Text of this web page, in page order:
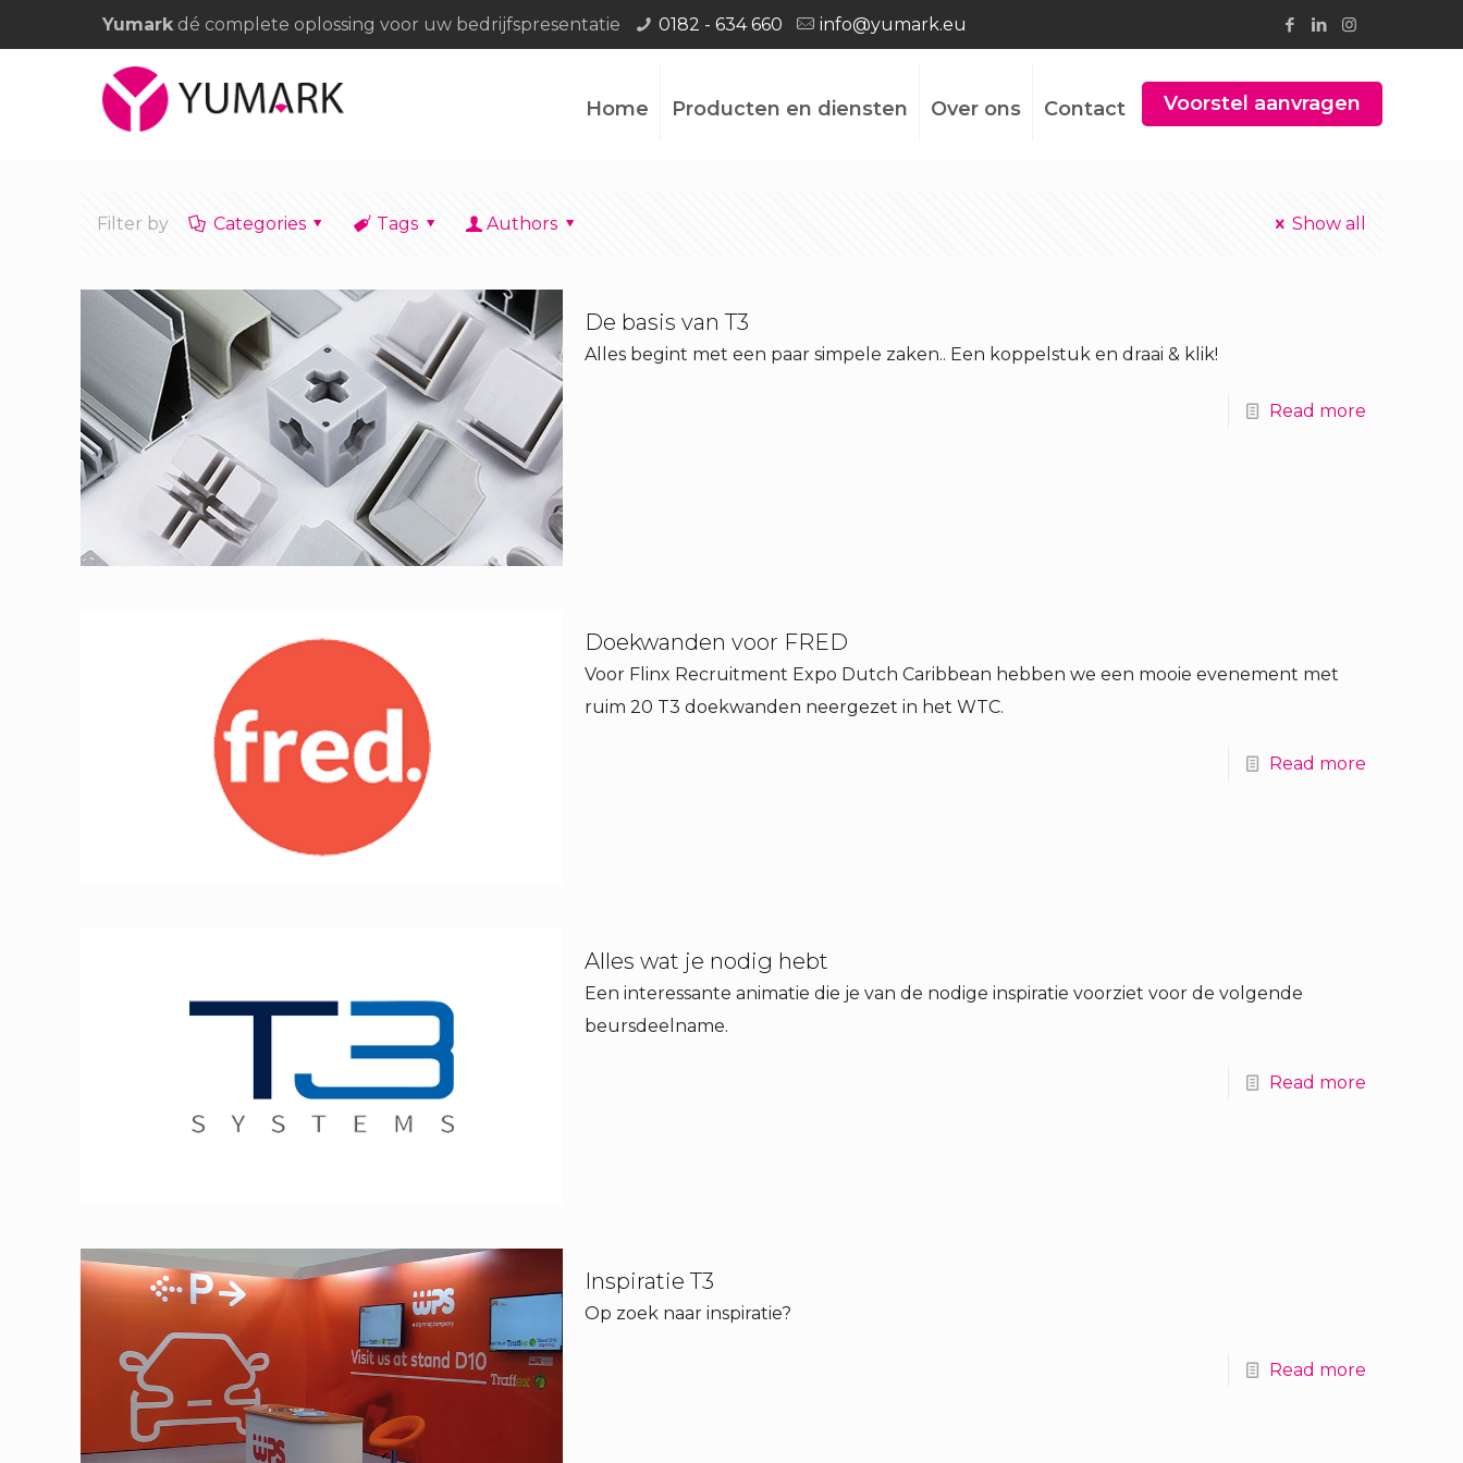
Yumark dé complete oplossing voor uw bedrijfspresentatie 0182 - 634 660 info@yumark.eu
Home Producten en diensten Over ons Contact Voorstel aanvragen
Filter by Categories Tags Authors Show all
De basis van T3
Alles begint met een paar simpele zaken.. Een koppelstuk en draai & klik!
Read more
Doekwanden voor FRED
Voor Flinx Recruitment Expo Dutch Caribbean hebben we een mooie evenement met
ruim 20 T3 doekwanden neergezet in het WTC.
Read more
Alles wat je nodig hebt
Een interessante animatie die je van de nodige inspiratie voorziet voor de volgende
beursdeelname.
Read more
Inspiratie T3
Op zoek naar inspiratie?
Read more